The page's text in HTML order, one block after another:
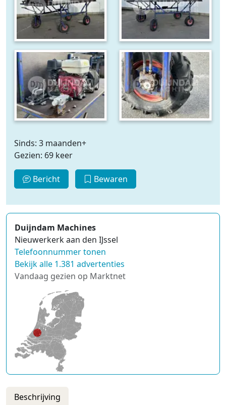
Sinds: 3 maanden+
Gezien: 69 keer
Bericht Bewaren
Duijndam Machines
Nieuwerkerk aan den IJssel
Telefoonnummer tonen
Bekijk alle 1.381 advertenties
Vandaag gezien op Marktnet
Beschrijving